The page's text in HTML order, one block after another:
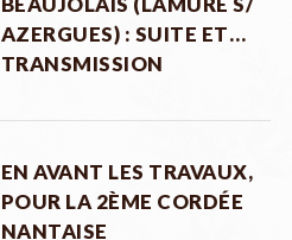
AZERGUES) : SUITE ET…
TRANSMISSION
EN AVANT LES TRAVAUX,
POUR LA 2ÈME CORDÉE
NANTAISE